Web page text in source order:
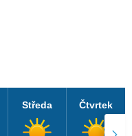
Středa Čtvrtek